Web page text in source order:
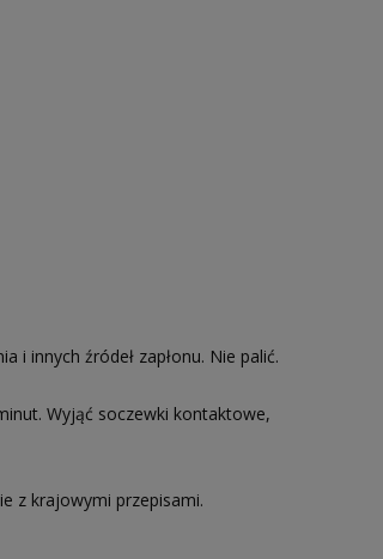
i innych źródeł zapłonu. Nie palić.
Wyjąć soczewki kontaktowe,
z krajowymi przepisami.